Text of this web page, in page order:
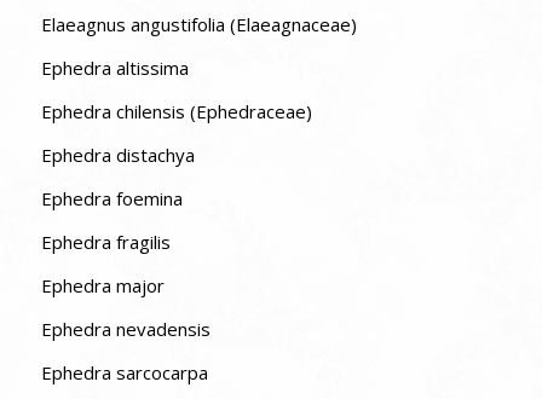
Elaeagnus angustifolia (Elaeagnaceae)
Ephedra altissima
Ephedra chilensis (Ephedraceae)
Ephedra distachya
Ephedra foemina
Ephedra fragilis
Ephedra major
Ephedra nevadensis
Ephedra sarcocarpa